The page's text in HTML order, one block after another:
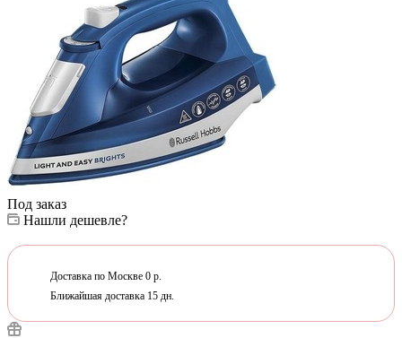
Под заказ
Нашли дешевле?
Доставка по Москве 0 р.
Ближайшая доставка 15 дн.